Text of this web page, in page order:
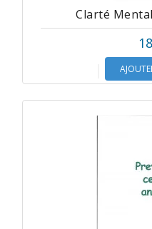
Clarté